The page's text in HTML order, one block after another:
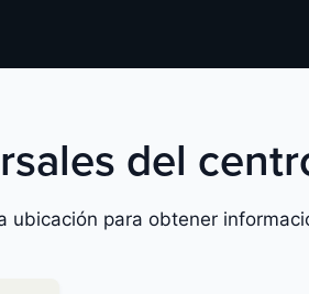
del
ubicación para obtener